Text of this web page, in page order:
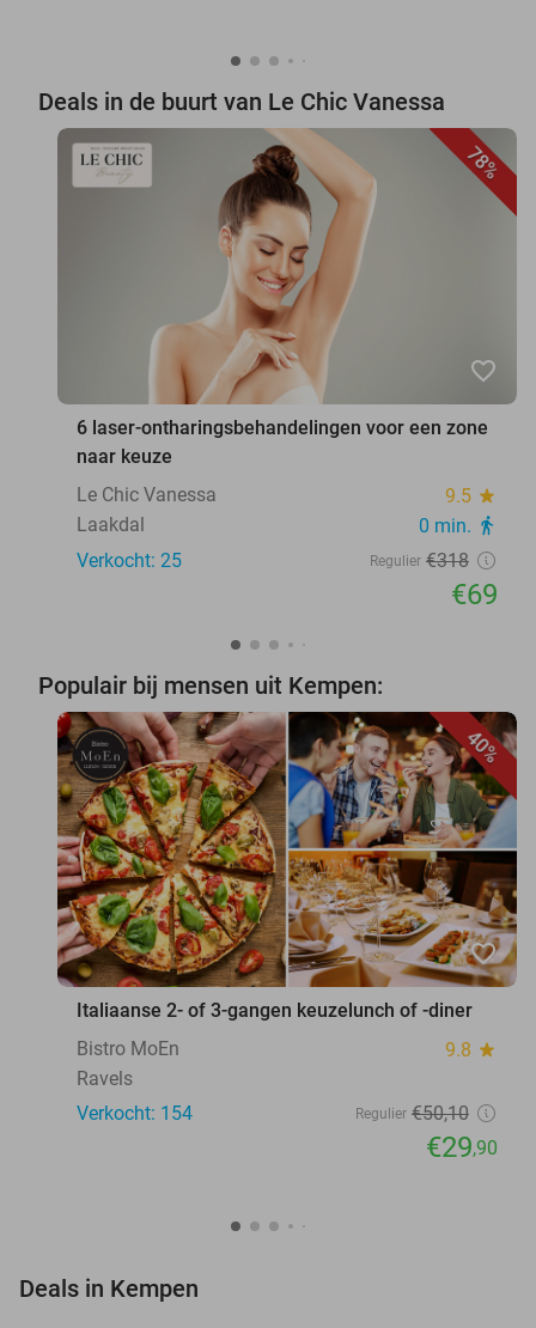
Deals in de buurt van Le Chic Vanessa
78%
favorite_border
6 laser-ontharingsbehandelingen voor een zone
naar keuze
Le Chic Vanessa
9.5 star
Laakdal 0 min. directions_walk
Verkocht: 25 Regulier €318
€69
Populair bij mensen uit Kempen:
40%
favorite_border
Italiaanse 2- of 3-gangen keuzelunch of -diner
Bistro MoEn
9.8 star
Ravels
Verkocht: 154
Regulier €50,10
€29,90
Deals in Kempen